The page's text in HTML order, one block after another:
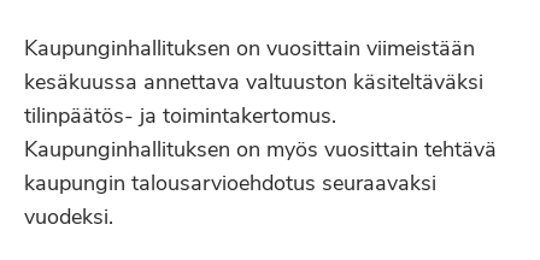
Kaupunginhallituksen on vuosittain viimeistään
kesäkuussa annettava valtuuston käsiteltäväksi
tilinpäätös- ja toimintakertomus.
Kaupunginhallituksen on myös vuosittain tehtävä
kaupungin talousarvioehdotus seuraavaksi
vuodeksi.